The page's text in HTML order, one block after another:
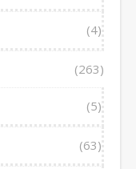
(4)
(263)
(5)
(63)